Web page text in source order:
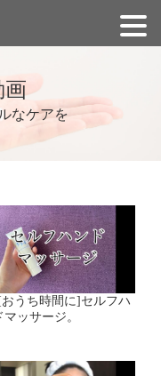
画
なケアを
うち時間に]セルフハ
マッサージ。